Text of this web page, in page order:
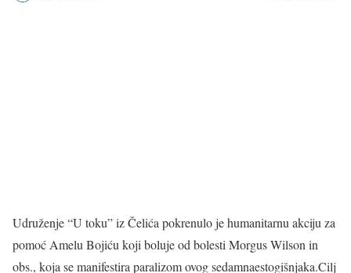
Udruženje “U toku” iz Čelića pokrenulo je humanitarnu akciju za
pomoć Amelu Bojiću koji boluje od bolesti Morgus Wilson in
obs., koja se manifestira paralizom ovog sedamnaestogišnjaka.Cilj